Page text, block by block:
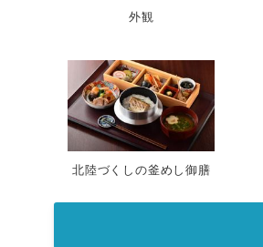
外観
北陸づくしの釜めし御膳